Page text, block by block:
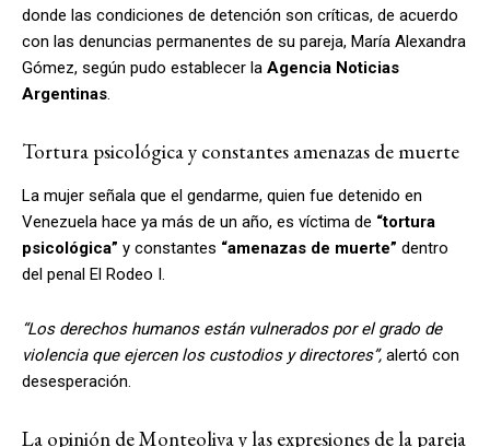
donde las condiciones de detención son críticas, de acuerdo
con las denuncias permanentes de su pareja, María Alexandra
Gómez, según pudo establecer la Agencia Noticias
Argentinas.
Tortura psicológica y constantes amenazas de muerte
La mujer señala que el gendarme, quien fue detenido en
Venezuela hace ya más de un año, es víctima de “tortura
psicológica” y constantes “amenazas de muerte” dentro
del penal El Rodeo I.
“Los derechos humanos están vulnerados por el grado de
violencia que ejercen los custodios y directores”, alertó con
desesperación.
La opinión de Monteoliva y las expresiones de la pareja